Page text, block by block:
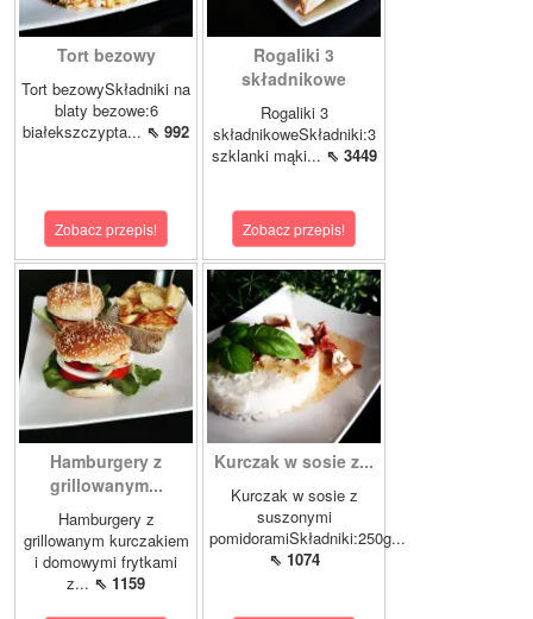
Tort bezowy
Tort bezowySkładniki na
blaty bezowe:6
białekszczypta... ⇖ 992
Zobacz przepis!
Rogaliki 3
składnikowe
Rogaliki 3
składnikoweSkładniki:3
szklanki mąki... ⇖ 3449
Zobacz przepis!
Hamburgery z
grillowanym...
Hamburgery z
grillowanym kurczakiem
i domowymi frytkami
z... ⇖ 1159
Kurczak w sosie z...
Kurczak w sosie z
suszonymi
pomidoramiSkładniki:250g...
⇖ 1074